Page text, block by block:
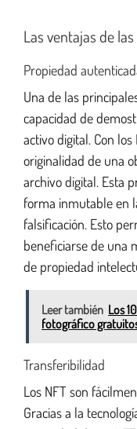
Las ventajas de las
Propiedad
Una de las
capacidad de
activo digital. Con
originalidad de una
archivo digital. Esta
forma inmutable en
falsificación. Esto
beneficiarse de una
de propiedad
Leer también Los
fotográfico
Transferibilidad
Los NFT son
Gracias a la